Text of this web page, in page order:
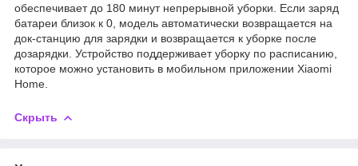
обеспечивает до 180 минут непрерывной уборки. Если заряд
батареи близок к 0, модель автоматически возвращается на
док-станцию для зарядки и возвращается к уборке после
дозарядки. Устройство поддерживает уборку по расписанию,
которое можно установить в мобильном приложении Xiaomi
Home.
Скрыть